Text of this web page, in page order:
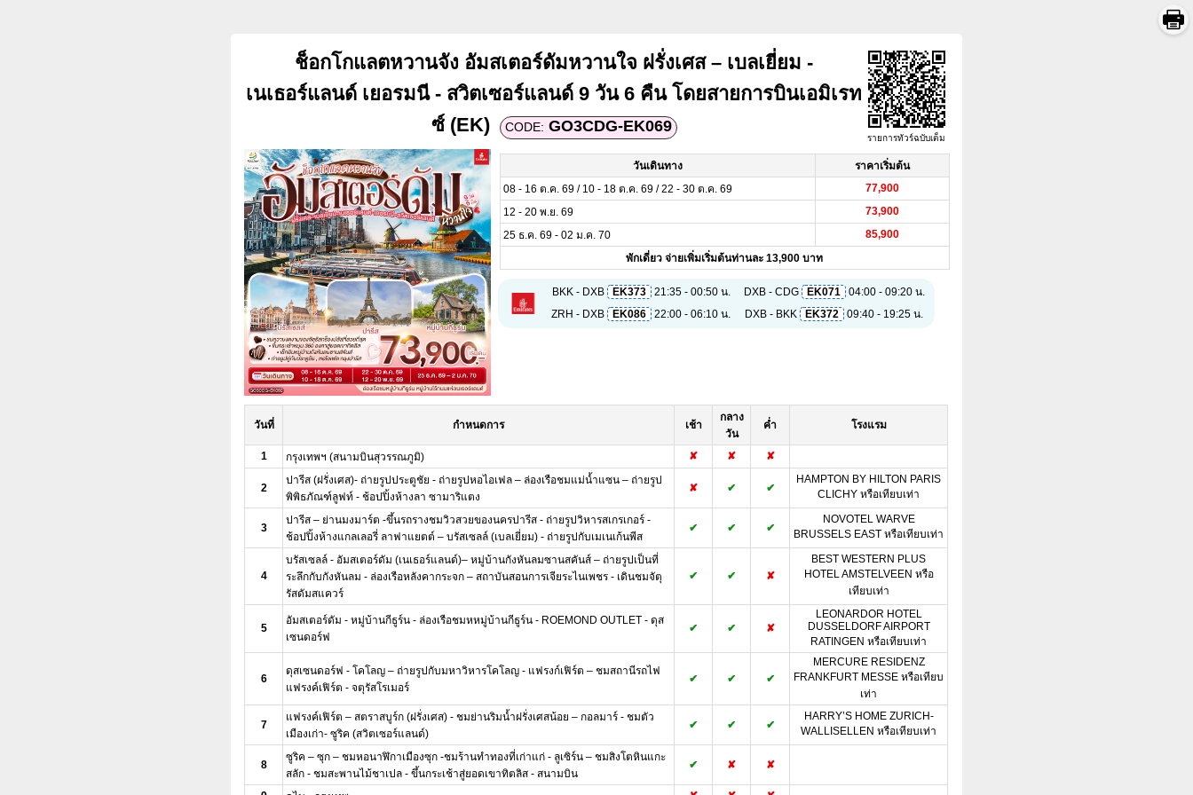
ช็อกโกแลตหวานจัง อัมสเตอร์ดัมหวานใจ ฝรั่งเศส – เบลเยี่ยม -
เนเธอร์แลนด์ เยอรมนี - สวิตเซอร์แลนด์ 9 วัน 6 คืน โดยสายการบินเอมิเรท
ซ์ (EK)
CODE: GO3CDG-EK069
รายการทัวร์ฉบับเต็ม
วันเดินทาง
ราคาเริ่มต้น
08 - 16 ต.ค. 69 / 10 - 18 ต.ค. 69 / 22 - 30 ต.ค. 69
77,900
12 - 20 พ.ย. 69
73,900
25 ธ.ค. 69 - 02 ม.ค. 70
85,900
พักเดี่ยว จ่ายเพิ่มเริ่มต้นท่านละ 13,900 บาท
BKK - DXB EK373
21:35 - 00:50 น.
ZRH - DXB
EK086 22:00 - 06:10 น.
DXB - CDG EK071
04:00 - 09:20 น.
DXB - BKK
EK372 09:40 - 19:25 น.
วันที่ กำหนดการ เช้า
กลาง
วัน
ค่ำ โรงแรม
1 กรุงเทพฯ (สนามบินสุวรรณภูมิ) ✘ ✘ ✘
2
ปารีส (ฝรั่งเศส)- ถ่ายรูปประตูชัย - ถ่ายรูปหอไอเฟล – ล่องเรือชมแม่น้ำแซน – ถ่ายรูป
พิพิธภัณฑ์ลูฟท์ - ช้อปปิ้งห้างลา ซามาริแตง
✘ ✔ ✔
HAMPTON BY HILTON PARIS
CLICHY หรือเทียบเท่า
3
ปารีส – ย่านมงมาร์ต -ขึ้นรถรางชมวิวสวยของนครปารีส - ถ่ายรูปวิหารสเกรเกอร์ -
ช้อปปิ้งห้างแกลเลอรี่ ลาฟาแยตต์ – บรัสเซลล์ (เบลเยี่ยม) - ถ่ายรูปกับเมเนเก้นพีส
✔ ✔ ✔
NOVOTEL WARVE
BRUSSELS EAST หรือเทียบเท่า
4
บรัสเซลล์ - อัมสเตอร์ดัม (เนเธอร์แลนด์)– หมู่บ้านกังหันลมซานสคันส์ – ถ่ายรูปเป็นที่
ระลึกกับกังหันลม - ล่องเรือหลังคากระจก – สถาบันสอนการเจียระไนเพชร - เดินชมจัตุ
รัสดัมสแควร์
✔ ✔ ✘
BEST WESTERN PLUS
HOTEL AMSTELVEEN หรือ
เทียบเท่า
5
อัมสเตอร์ดัม - หมู่บ้านกีธูร์น - ล่องเรือชมหหมู่บ้านกีธูร์น - ROEMOND OUTLET - ดุส
เซนดอร์ฟ
✔ ✔ ✘
LEONARDOR HOTEL
DUSSELDORF AIRPORT
RATINGEN หรือเทียบเท่า
6
ดุสเซนดอร์ฟ - โคโลญ – ถ่ายรูปกับมหาวิหารโคโลญ - แฟรงก์เฟิร์ต – ชมสถานีรถไฟ
แฟรงค์เฟิร์ต - จตุรัสโรเมอร์
✔ ✔ ✔
MERCURE RESIDENZ
FRANKFURT MESSE หรือเทียบ
เท่า
7
แฟรงค์เฟิร์ต – สตราสบูร์ก (ฝรั่งเศส) - ชมย่านริมน้ำฝรั่งเศสน้อย – กอลมาร์ - ชมตัว
เมืองเก่า- ซูริค (สวิตเซอร์แลนด์)
✔ ✔ ✔
HARRY’S HOME ZURICH-
WALLISELLEN หรือเทียบเท่า
8
ซูริค – ซุก – ชมหอนาฬิกาเมืองซุก -ชมร้านทำทองที่เก่าแก่ - ลูเซิร์น – ชมสิงโตหินแกะ
สลัก - ชมสะพานไม้ชาเปล - ขึ้นกระเช้าสู่ยอดเขาทิตลิส - สนามบิน
✔ ✘ ✘